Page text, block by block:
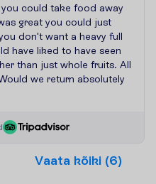
could take food away
great you could just
don't want a heavy full
have liked to have seen
than just whole fruits. All
we return absolutely
Vaata kõiki (6)